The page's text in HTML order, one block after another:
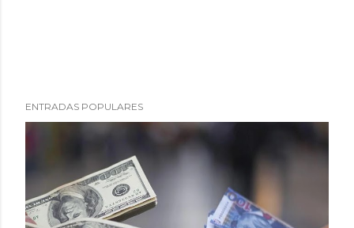
ENTRADAS POPULARES